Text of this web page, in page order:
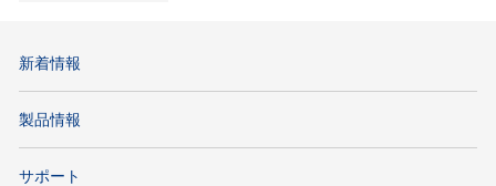
新着情報
製品情報
サポート